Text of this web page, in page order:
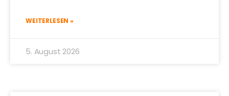
WEITERLESEN »
5. August 2026